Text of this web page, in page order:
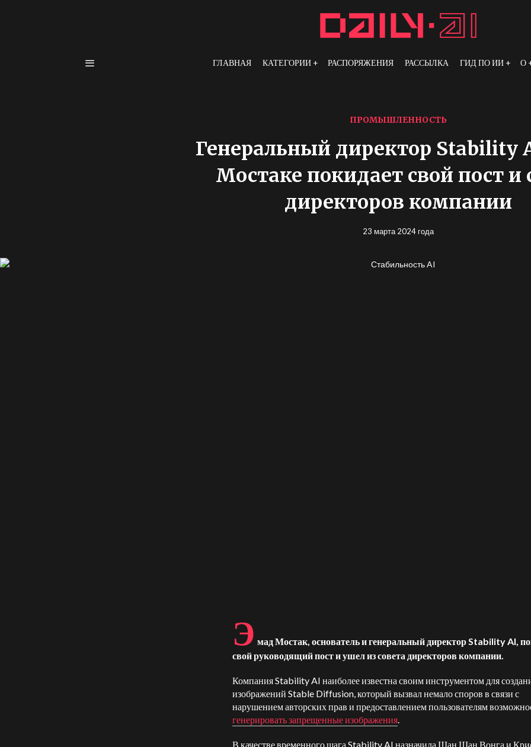
ГЛАВНАЯ КАТЕГОРИИ РАСПОРЯЖЕНИЯ РАССЫЛКА ГИД ПО ИИ О
ПРОМЫШЛЕННОСТЬ
Генеральный директор Stability
Мостаке покидает свой пост и
директоров компании
23 марта 2024 года
Э мад Мостак, основатель и генеральный директор Stability AI,
свой руководящий пост и ушел из совета директоров компании.
Компания Stability AI наиболее известна своим инструментом для
изображений Stable Diffusion, который вызвал немало споров в связи с
нарушением авторских прав и предоставлением пользователям
генерировать запрещенные изображения.
В качестве временного шага Stability AI назначила Шан Шан Вонга и